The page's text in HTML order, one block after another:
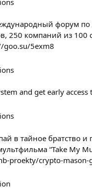
форум по
250 компаний из
goo.su/5exm8
and get early access
в тайное
“Take My
proekty/crypto-